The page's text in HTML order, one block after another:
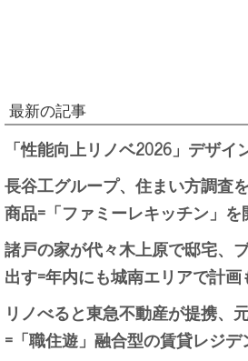
最新の記事
「性能向上リノベ2026」デザイ
長谷工グループ、住まい方調査
商品=「ファミーレキッチン」を
諸戸の家が代々木上原で邸宅、
出す=年内にも城南エリアで計画
リノべると東急不動産が提携、
=「職住遊」融合型の賃貸レジデ